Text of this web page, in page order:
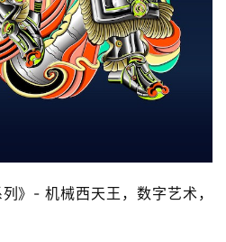
》- 机械西天王，数字艺术，